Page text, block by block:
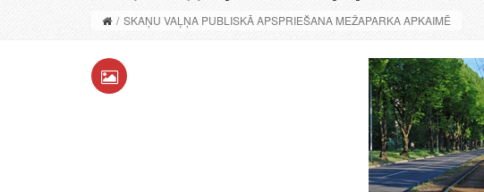
/ SKAŅU VAĻŅA PUBLISKĀ APSPRIEŠANA MEŽAPARKA APKAIMĒ